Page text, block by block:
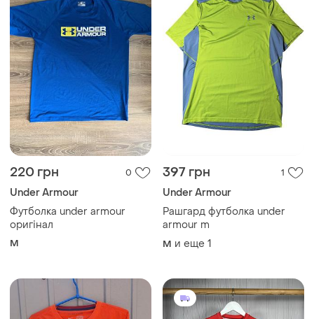
220 грн 0
Under Armour
Футболка under armour
оригінал
M
397 грн 1
Under Armour
Рашгард футболка under